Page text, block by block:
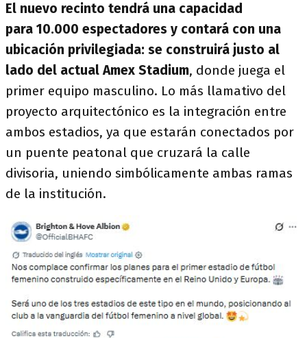
El nuevo recinto tendrá una capacidad
para 10.000 espectadores y contará con una
ubicación privilegiada: se construirá justo al
lado del actual Amex Stadium, donde juega el
primer equipo masculino. Lo más llamativo del
proyecto arquitectónico es la integración entre
ambos estadios, ya que estarán conectados por
un puente peatonal que cruzará la calle
divisoria, uniendo simbólicamente ambas ramas
de la institución.